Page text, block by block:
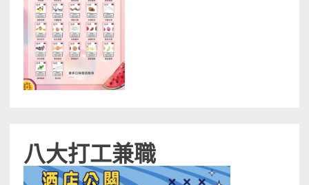
八大打工兼職